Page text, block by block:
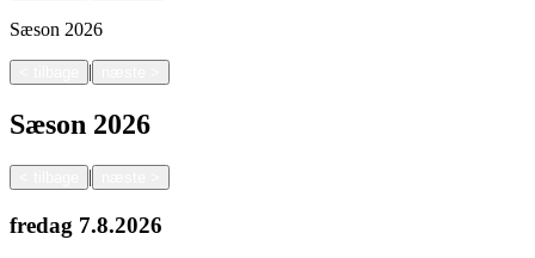
Sæson 2026
|
Sæson 2026
|
fredag 7.8.2026